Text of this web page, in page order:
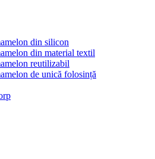
din silicon
din material textil
reutilizabil
de unică folosință